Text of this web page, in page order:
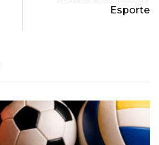
Esporte